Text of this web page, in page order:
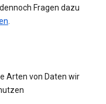
Fragen dazu
.
Arten von Daten wir